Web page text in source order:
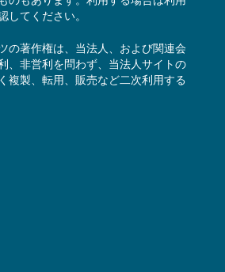
してください。
の著作権は、当法人、および関連会
、非営利を問わず、当法人サイトの
複製、転用、販売など二次利用する